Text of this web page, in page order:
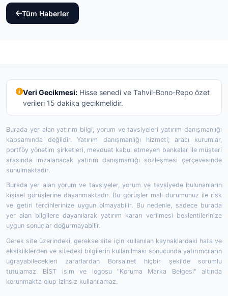
Tüm Haberler
Veri Gecikmesi:Hisse senedi ve Tahvil-Bono-Repo özet
verileri 15 dakika gecikmelidir.
Burada yer alan yatırım bilgi, yorum ve tavsiyeleri yatırım danışmanlığı
kapsamında değildir. Yatırım danışmanlığı hizmeti; aracı kurumlar,
portföy yönetim şirketleri, mevduat kabul etmeyen bankalar ile müşteri
arasında imzalanacak yatırım danışmanlığı sözleşmesi çerçevesinde
sunulmaktadır.
Burada yer alan yorum ve tavsiyeler, yorum ve tavsiyede bulunanların
kişisel görüşlerine dayanmaktadır. Bu görüşler mali durumunuz ile risk
ve getiri tercihlerinize uygun olmayabilir. Bu nedenle, sadece burada
yer alan bilgilere dayanılarak yatırım kararı verilmesi beklentilerinize
uygun sonuçlar doğurmayabilir.
Gerek site üzerindeki, gerekse site için kullanılan kaynaklardaki hata ve
eksikliklerden ve sitedeki bilgilerin kullanılması sonucunda yatırımcıların
uğrayabilecekleri zararlardan Borsa.net hiçbir şekilde sorumlu
tutulamaz. BİST isim ve logosu "Koruma Marka Belgesi" altında
korunmakta olup izinsiz kullanılamaz.